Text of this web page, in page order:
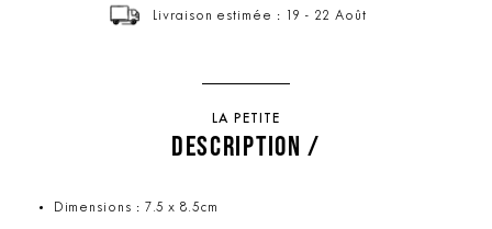
Livraison estimée : 19 - 22 Août
LA PETITE
DESCRIPTION /
Dimensions : 7.5 x 8.5cm